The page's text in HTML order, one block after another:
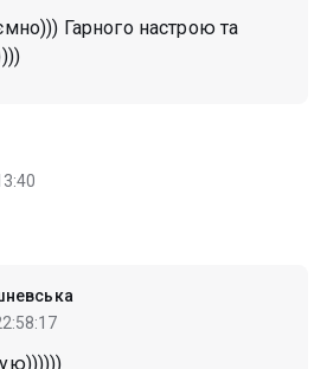
Гарного настрою та